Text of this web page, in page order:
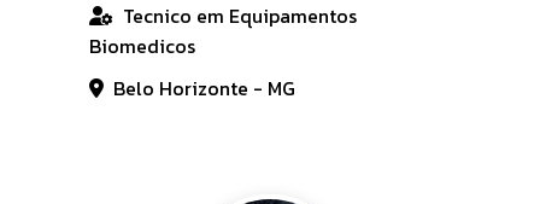
Tecnico em Equipamentos
Biomedicos
Belo Horizonte - MG